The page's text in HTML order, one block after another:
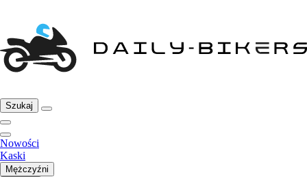
Szukaj
Nowości
Kaski
Mężczyźni